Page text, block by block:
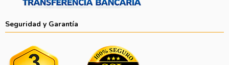
Seguridad y Garantía